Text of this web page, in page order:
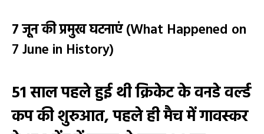
7 जून की प्रमुख घटनाएं(What Happened on
7 June in History)
51 साल पहले हुई थी क्रिकेट के वनडे वर्ल्ड
कप की शुरुआत, पहले ही मैच में गावस्कर